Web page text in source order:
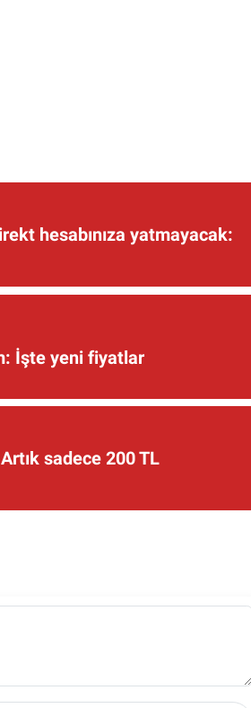
hesabınıza yatmayacak:
İşte yeni fiyatlar
sadece 200 TL